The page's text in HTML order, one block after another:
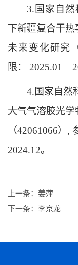
3.国家自
下新疆复合干
未来变化研究
限： 2025.01 –
4.国家自然
大气气溶胶光
（42061066）,
2024.12。
上一条： 姜萍
下一条： 李京龙